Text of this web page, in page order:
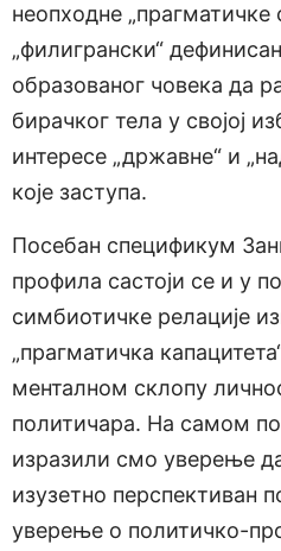
неопходне „прагматичке
„филигрански“
образованог човека да
бирачког тела у својој
интересе „државне“ и
које заступа.
Посебан спецификум
профила састоји се и у
симбиотичке релације
„прагматичка
менталном склопу
политичара. На самом
изразили смо уверење
изузетно перспективан
уверење о политичко-